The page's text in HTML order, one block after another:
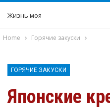
Жизнь моя
Home Горячие закуски
ГОРЯЧИЕ ЗАКУСКИ
Японские